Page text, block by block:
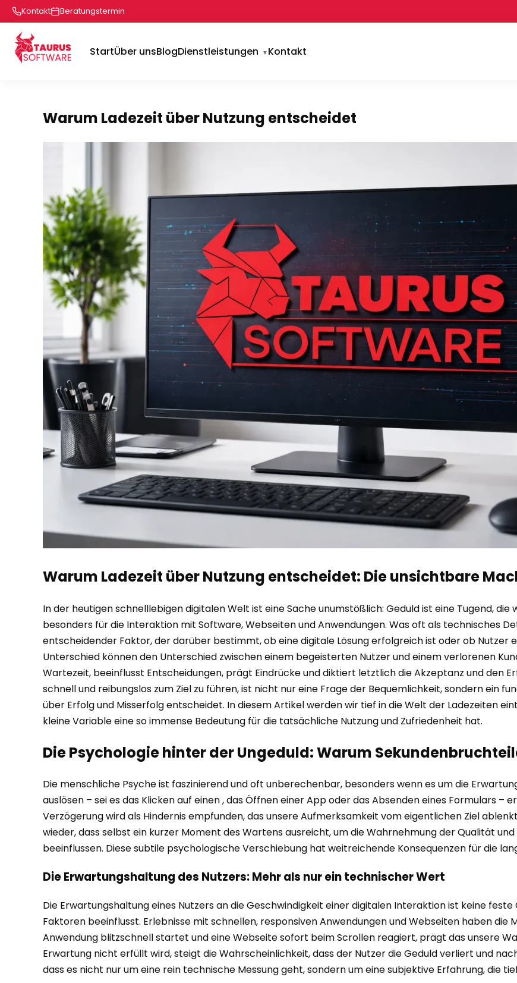
Kontakt Beratungstermin
StartÜber unsBlogDienstleistungen Kontakt
Warum Ladezeit über Nutzung entscheidet
Warum Ladezeit über Nutzung entscheidet: Die unsichtbare
In der heutigen schnelllebigen digitalen Welt ist eine Sache unumstößlich: Geduld ist eine Tugend,
besonders für die Interaktion mit Software, Webseiten und Anwendungen. Was oft als technisches
entscheidender Faktor, der darüber bestimmt, ob eine digitale Lösung erfolgreich ist oder ob Nutzer
Unterschied können den Unterschied zwischen einem begeisterten Nutzer und einem verlorenen
Wartezeit, beeinflusst Entscheidungen, prägt Eindrücke und diktiert letztlich die Akzeptanz und den
schnell und reibungslos zum Ziel zu führen, ist nicht nur eine Frage der Bequemlichkeit, sondern ein
über Erfolg und Misserfolg entscheidet. In diesem Artikel werden wir tief in die Welt der Ladezeiten
kleine Variable eine so immense Bedeutung für die tatsächliche Nutzung und Zufriedenheit hat.
Die Psychologie hinter der Ungeduld: Warum
Die menschliche Psyche ist faszinierend und oft unberechenbar, besonders wenn es um die
auslösen – sei es das Klicken auf einen , das Öffnen einer App oder das Absenden eines Formulars –
Verzögerung wird als Hindernis empfunden, das unsere Aufmerksamkeit vom eigentlichen Ziel
wieder, dass selbst ein kurzer Moment des Wartens ausreicht, um die Wahrnehmung der Qualität
beeinflussen. Diese subtile psychologische Verschiebung hat weitreichende Konsequenzen für die
Die Erwartungshaltung des Nutzers: Mehr als nur ein technischer Wert
Die Erwartungshaltung eines Nutzers an die Geschwindigkeit einer digitalen Interaktion ist keine
Faktoren beeinflusst. Erlebnisse mit schnellen, responsiven Anwendungen und Webseiten haben
Anwendung blitzschnell startet und eine Webseite sofort beim Scrollen reagiert, prägt das unsere
Erwartung nicht erfüllt wird, steigt die Wahrscheinlichkeit, dass der Nutzer die Geduld verliert und
dass es nicht nur um eine rein technische Messung geht, sondern um eine subjektive Erfahrung, die